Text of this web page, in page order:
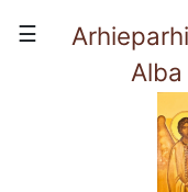
☰
×
(current)
Viata